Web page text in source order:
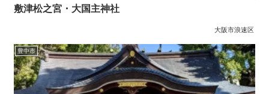
敷津松之宮・大国主神社
大阪市浪速区
豊中市